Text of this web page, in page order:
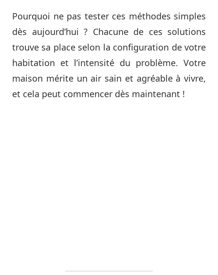
Pourquoi ne pas tester ces méthodes simples
dès aujourd’hui ? Chacune de ces solutions
trouve sa place selon la configuration de votre
habitation et l’intensité du problème. Votre
maison mérite un air sain et agréable à vivre,
et cela peut commencer dès maintenant !